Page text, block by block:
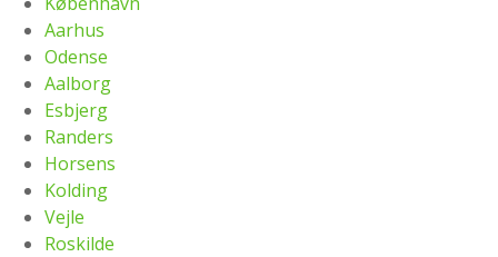
Aarhus
Odense
Aalborg
Esbjerg
Randers
Horsens
Kolding
Vejle
Roskilde